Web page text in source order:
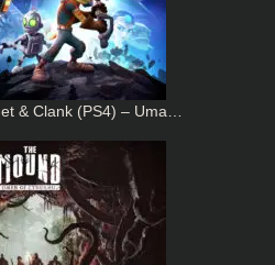
& Clank (PS4) – Uma…